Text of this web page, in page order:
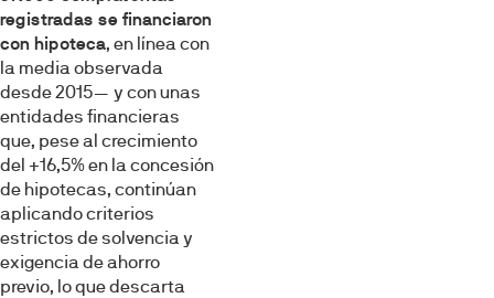
registradas se financiaron
con hipoteca, en línea con
la media observada
desde 2015— y con unas
entidades financieras
que, pese al crecimiento
del +16,5% en la concesión
de hipotecas, continúan
aplicando criterios
estrictos de solvencia y
exigencia de ahorro
previo, lo que descarta